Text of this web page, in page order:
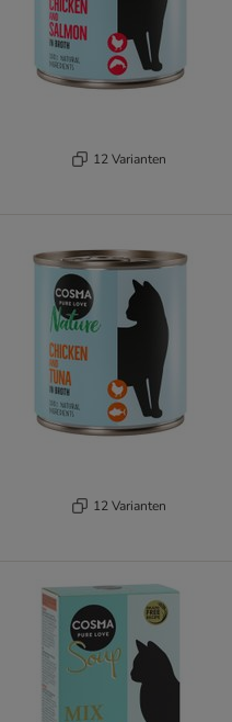
12 Varianten
12 Varianten